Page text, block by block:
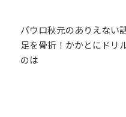
パウロ秋元のありえない
足を骨折！かかとにドリ
のは